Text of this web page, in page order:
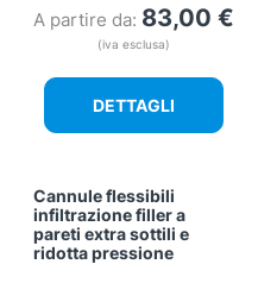
A partire da: 83,00 €
(iva esclusa)
DETTAGLI
Cannule​ flessibili
infiltrazione filler a
pareti extra sottili e
ridotta pressione